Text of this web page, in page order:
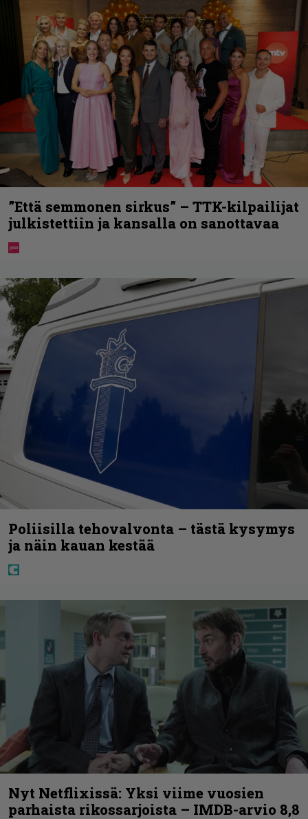
”Että semmonen sirkus” – TTK-kilpailijat
julkistettiin ja kansalla on sanottavaa
Poliisilla tehovalvonta – tästä kysymys
ja näin kauan kestää
Nyt Netflixissä: Yksi viime vuosien
parhaista rikossarjoista – IMDB-arvio 8,8